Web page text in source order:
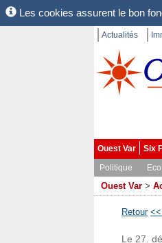
Les cookies assurent le bon
Actualités
Ouest Var Six
Politique
Ouest Var >
Retour
Le 27.